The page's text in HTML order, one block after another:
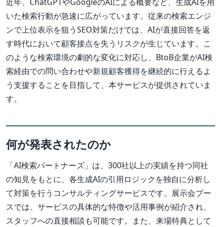
いた検索行動が急速に広がっています。従来の検索エンジ
ンで上位表示を狙うSEO対策だけでは、AIが直接回答を返
す時代において顧客接点を失うリスクが生じています。こ
のような検索環境の劇的な変化に対応し、BtoB企業がAI検
索経由での問い合わせや新規顧客獲得を継続的に行えるよ
う支援することを目指して、本サービスが提供されていま
す。
何が発表されたのか
「AI検索パートナーズ」は、300社以上の実績を持つ同社
の知見をもとに、各生成AIの引用ロジックを独自に分析し
て対策を行うコンサルティングサービスです。展示会ブー
スでは、サービスの具体的な特徴や活用事例が紹介され、
スタッフへの直接相談も可能です。また、来場特典として